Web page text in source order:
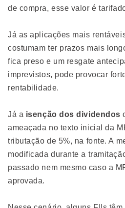
de compra, esse valor é
Já as aplicações mais
costumam ter prazos mais
fica preso e um resgate
imprevistos, pode provocar
rentabilidade.
Já a isenção dos dividendos
ameaçada no texto inicial da
tributação de 5%, na fonte. A
modificada durante a
passado nem mesmo caso a
aprovada.